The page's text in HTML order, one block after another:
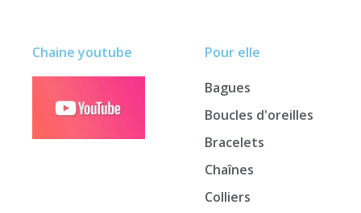
Pour elle
Bagues
Boucles d'oreilles
Bracelets
Chaînes
Colliers
Chaine youtube